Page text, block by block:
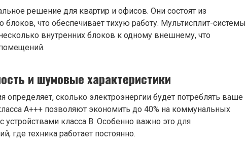
решение для квартир и офисов. Они состоят из
блоков, что обеспечивает тихую работу. Мультисплит-системы
внутренних блоков к одному внешнему, что
и шумовые характеристики
определяет, сколько электроэнергии будет потреблять ваше
А+++ позволяют экономить до 40% на коммунальных
устройствами класса В. Особенно важно это для
где техника работает постоянно.